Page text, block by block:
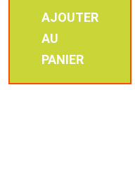
AJOUTER
AU
PANIER